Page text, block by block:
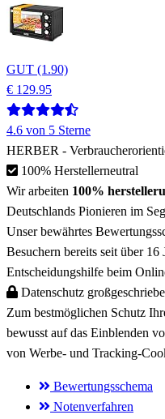
GUT (1.90)
€ 129.95
4.6 von 5 Sterne
HERBER -
100% Herstellerneutral
Wir arbeiten 100%
Deutschlands Pionieren im
Unser bewährtes
Besuchern bereits seit über 16
Entscheidungshilfe beim
Datenschutz
Zum bestmöglichen Schutz
bewusst auf das Einblenden
von Werbe- und Tracking-
Bewertungsschema
Notenverfahren